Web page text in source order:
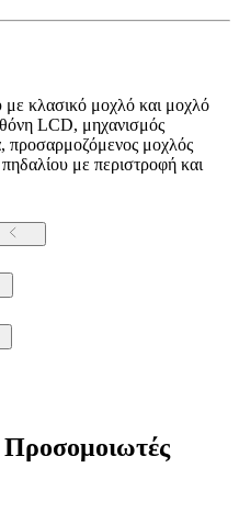
κλασικό μοχλό και μοχλό
LCD, μηχανισμός
προσαρμοζόμενος μοχλός
με περιστροφή και